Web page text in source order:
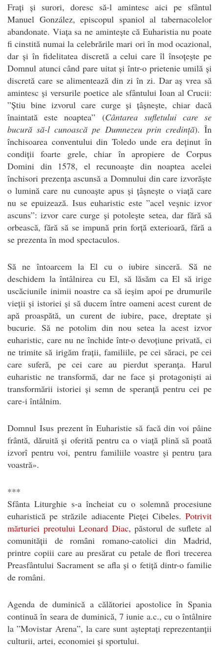
Frați și surori, doresc să-l amintesc aici pe sfântul
Manuel González, episcopul spaniol al tabernacolelor
abandonate. Viața sa ne amintește că Euharistia nu poate
fi cinstită numai la celebrările mari ori în mod ocazional,
dar și în fidelitatea discretă a celui care îl însoțește pe
Domnul atunci când pare uitat și într-o prietenie umilă și
discretă care se alimentează din zi în zi. Dar aș vrea să
amintesc și versurile poetice ale sfântului Ioan al Crucii:
”Știu bine izvorul care curge și țâșnește, chiar dacă
înaintată este noaptea” (Cântarea sufletului care se
bucură să-l cunoască pe Dumnezeu prin credință). În
închisoarea conventului din Toledo unde era deținut în
condiții foarte grele, chiar în apropiere de Corpus
Domini din 1578, el recunoaște din noaptea acelei
închisori prezența ascunsă a Domnului din care izvorăște
o lumină care nu cunoaște apus și țâșnește o viață care
nu se epuizează. Isus euharistic este ”acel veșnic izvor
ascuns”: izvor care curge și potolește setea, dar fără să
orbească, fără să se impună prin forță exterioară, fără a
se prezenta în mod spectaculos.
Să ne întoarcem la El cu o iubire sinceră. Să ne
deschidem la întâlnirea cu El, să lăsăm ca El să irige
uscăciunile inimii noastre ca să ieșim apoi pe drumurile
vieții și istoriei și să ducem între oameni acest curent de
apă proaspătă, un curent de iubire, pace, dreptate și
bucurie. Să ne potolim din nou setea la acest izvor
euharistic, care nu ne închide într-o devoțiune privată, ci
ne trimite să irigăm frații, familiile, pe cei săraci, pe cei
care suferă, pe cei care au pierdut speranța. Harul
euharistic ne transformă, dar ne face și protagoniști ai
transformării istoriei și semn de speranță pentru cei pe
care-i întâlnim.
Domnul Isus prezent în Euharistie să facă din voi pâine
frântă, dăruită și oferită pentru ca o viață plină să poată
izvorî pentru voi, pentru familiile voastre și pentru țara
voastră».
***
Sfânta Liturghie s-a încheiat cu o solemnă procesiune
euharistică pe străzile adiacente Pieței Cibeles. Potrivit
mărturiei preotului Leonard Diac, păstorul de suflete al
comunității de români romano-catolici din Madrid,
printre copiii care au presărat cu petale de flori trecerea
Preasfântului Sacrament se afla și o fetiță dintr-o familie
de români.
Agenda de duminică a călătoriei apostolice în Spania
continuă în seara de duminică, 7 iunie a.c., cu o întâlnire
la ”Movistar Arena”, la care sunt așteptați reprezentanții
culturii, artei, economiei și sportului.